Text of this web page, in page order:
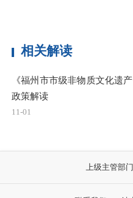
相关解读
《福州市市级非物质文化遗
政策解读
11-01
上级主管部门